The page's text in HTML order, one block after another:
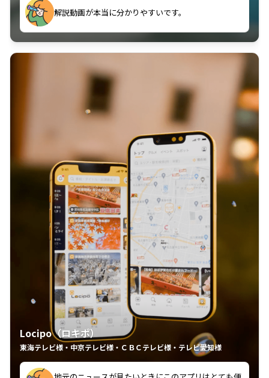
古文漢文を主に使わせていただいているが、復習する
のに非常に役立っている。
解説動画が本当に分かりやすいです。
Locipo（ロキポ）
東海テレビ様・中京テレビ様・ＣＢＣテレビ様・テレビ愛知様